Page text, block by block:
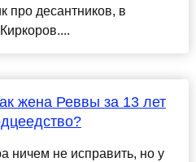
про десантников, в
жена Реввы за 13 лет
ничем не исправить, но у